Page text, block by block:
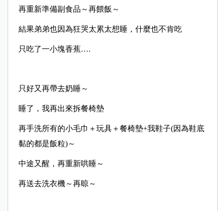
再重新準備副食品～再餵飯～
結果弟弟也因為狂哭太累太想睡，什麼也不肯吃
只吃了一小塊香蕉….
只好又再帶去奶睡～
睡了，我再出來拆餐椅墊
再手洗所有的小毛巾＋玩具＋餐椅墊+我鞋子(因為鞋底
黏的都是飯粒)～
中途又醒，再重新哄睡～
再送去洗衣機～再晾～